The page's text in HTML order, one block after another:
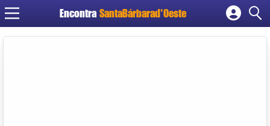
Encontra SantaBárbarad'Oeste
Cadastrar empresa